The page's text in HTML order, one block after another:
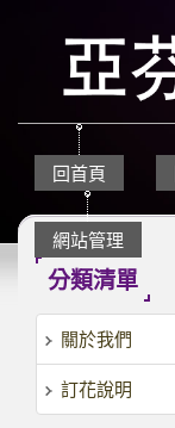
回首頁
網站管理
分類清單
關於我們
訂花說明